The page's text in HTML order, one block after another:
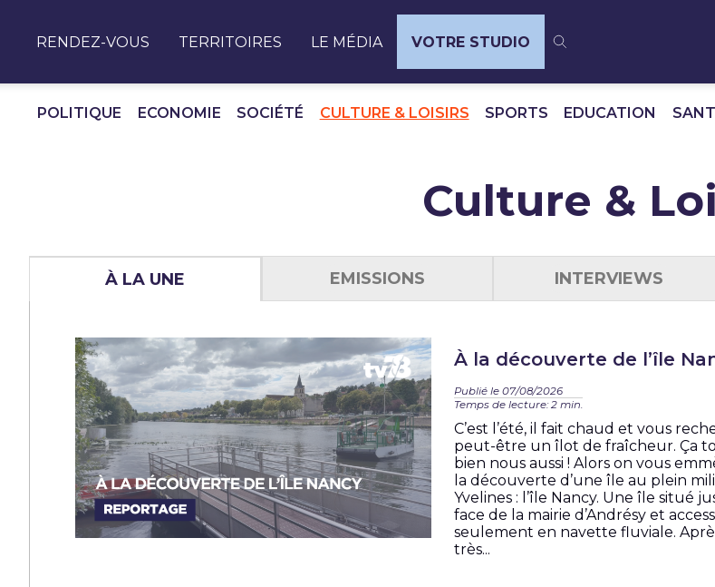
RENDEZ-VOUS TERRITOIRES LE MÉDIA VOTRE STUDIO
POLITIQUE ECONOMIE SOCIÉTÉ CULTURE & LOISIRS SPORTS EDUCATION
Culture &
À LA UNE EMISSIONS INTERVIEWS
À la découverte de l’île
Publié le 07/08/2026
Temps de lecture: 2 min.
C’est l’été, il fait chaud et vous
peut-être un îlot de fraîcheur. Ça
bien nous aussi ! Alors on vous
la découverte d’une île au plein
Yvelines : l’île Nancy. Une île situé
face de la mairie d’Andrésy et
seulement en navette fluviale.
très...